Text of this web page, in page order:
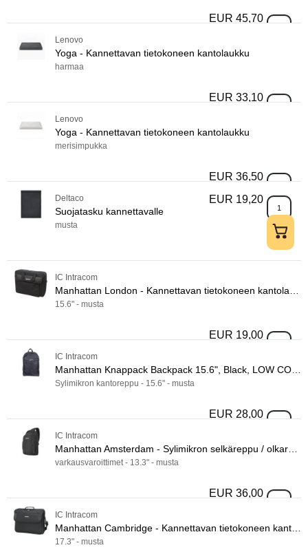
EUR 45,70 Yoga -
Lenovo
Yoga - Kannettavan tietokoneen kantolaukku
harmaa
EUR 33,10 Yoga -
Lenovo
Yoga - Kannettavan tietokoneen kantolaukku
merisimpukka
EUR 36,50 Yoga -
Deltaco
Suojatasku kannettavalle
musta
EUR 19,20
IC Intracom
15.6" - musta
EUR 19,00
IC Intracom
Sylimikron kantoreppu - 15.6" - musta
EUR 28,00
IC Intracom
varkausvaroittimet - 13.3" - musta
EUR 36,00
IC Intracom
17.3" - musta